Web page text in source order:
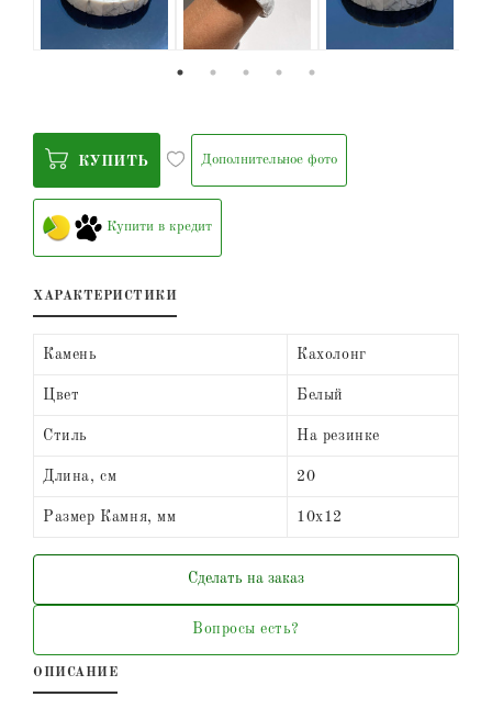
КУПИТЬ Дополнительное фото
Купити в кредит
ХАРАКТЕРИСТИКИ
Камень Кахолонг
Цвет Белый
Стиль На резинке
Длина, см 20
Размер Камня, мм 10х12
Сделать на заказ
Вопросы есть?
ОПИСАНИЕ